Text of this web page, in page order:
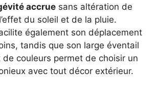
accrue sans altération de
du soleil et de la pluie.
également son déplacement
tandis que son large éventail
couleurs permet de choisir un
avec tout décor extérieur.